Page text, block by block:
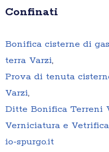
Confinati
Bonifica cisterne di
terra Varzi,
Prova di tenuta
Varzi,
Ditte Bonifica Terreni
Verniciatura e
io-spurgo.it